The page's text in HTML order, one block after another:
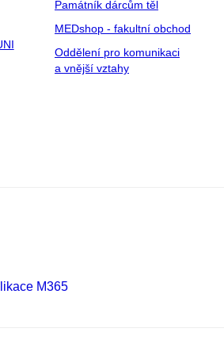
Památník dárcům těl
MEDshop - fakultní obchod
Oddělení pro komunikaci
a vnější vztahy
M365